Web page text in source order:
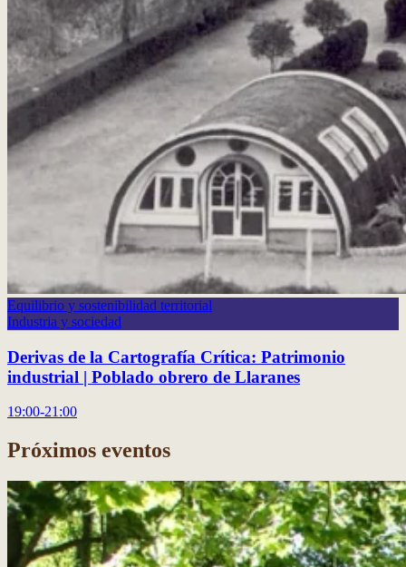
Equilibrio y sostenibilidad territorial
Industria y sociedad
Derivas de la Cartografía Crítica: Patrimonio
industrial | Poblado obrero de Llaranes
19:00-21:00
Próximos eventos